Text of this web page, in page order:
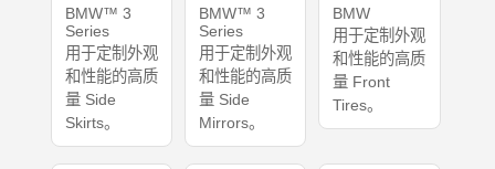
BMW™ 3
Series
用于定制外观
和性能的高质
量 Side
Skirts。
BMW™ 3
Series
用于定制外观
和性能的高质
量 Side
Mirrors。
BMW
用于定制外观
和性能的高质
量 Front
Tires。